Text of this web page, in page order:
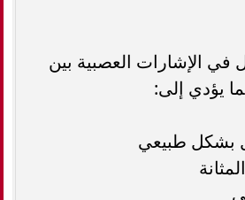
في الإشارات العصبية بين
يؤدي إلى:
بشكل طبيعي